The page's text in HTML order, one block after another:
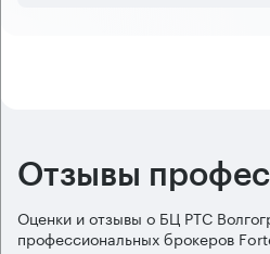
Отзывы
Оценки и отзывы о БЦ РТС
профессиональных брокеров